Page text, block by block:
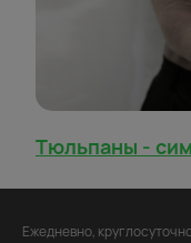
Тюльпаны -
Ежедневно,